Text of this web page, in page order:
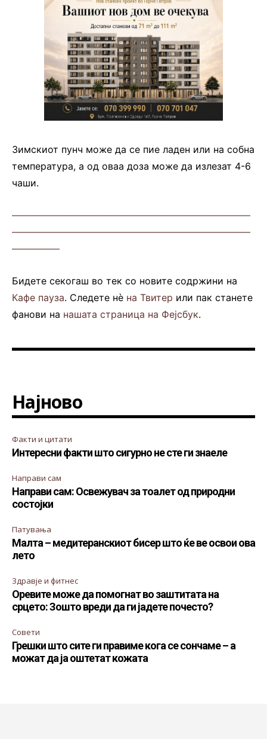
Зимскиот пунч може да се пие ладен или на собна
температура, а од оваа доза може да излезат 4-6
чаши.
—————————————————————————
—————————————————————————
—————
Бидете секогаш во тек со новите содржини на
Кафе пауза. Следете нè на Твитер или пак станете
фанови на нашата страница на Фејсбук.
Најново
Факти и цитати
Интересни факти што сигурно не сте ги знаеле
Направи сам
Направи сам: Освежувач за тоалет од природни
состојки
Патувања
Малта – медитеранскиот бисер што ќе ве освои ова
лето
Здравје и фитнес
Оревите може да помогнат во заштитата на
срцето: Зошто вреди да ги јадете почесто?
Совети
Грешки што сите ги правиме кога се сончаме – а
можат да ја оштетат кожата